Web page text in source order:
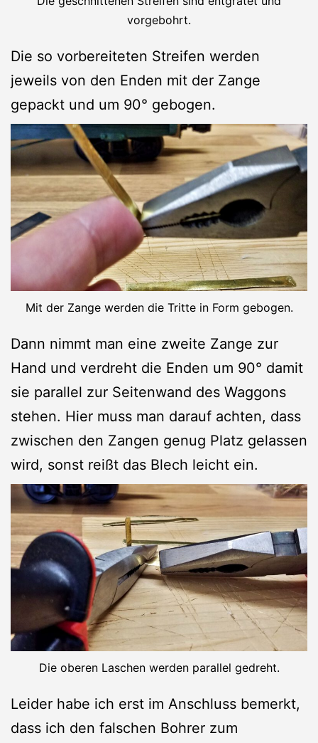
vorgebohrt.
Die so vorbereiteten Streifen werden
jeweils von den Enden mit der Zange
gepackt und um 90° gebogen.
Mit der Zange werden die Tritte in Form gebogen.
Dann nimmt man eine zweite Zange zur
Hand und verdreht die Enden um 90° damit
sie parallel zur Seitenwand des Waggons
stehen. Hier muss man darauf achten, dass
zwischen den Zangen genug Platz gelassen
wird, sonst reißt das Blech leicht ein.
Die oberen Laschen werden parallel gedreht.
Leider habe ich erst im Anschluss bemerkt,
dass ich den falschen Bohrer zum